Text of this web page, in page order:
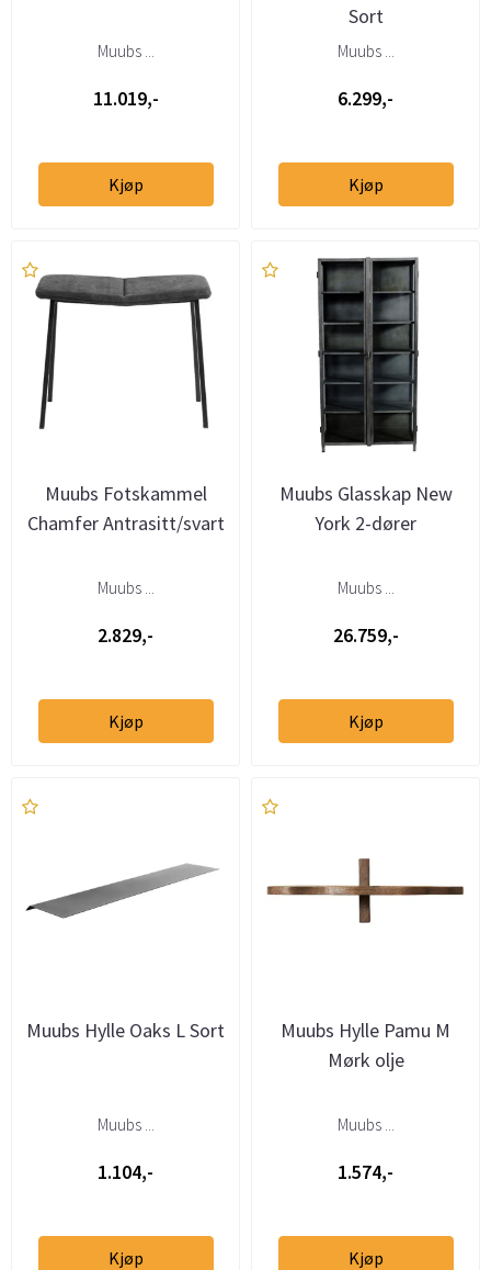
Muubs ...
11.019,-
Kjøp
Sort
Muubs ...
6.299,-
Kjøp
Muubs Fotskammel
Chamfer Antrasitt/svart
Muubs ...
2.829,-
Kjøp
Muubs Glasskap New
York 2-dører
Muubs ...
26.759,-
Kjøp
Muubs Hylle Oaks L Sort
Muubs ...
1.104,-
Kjøp
Muubs Hylle Pamu M
Mørk olje
Muubs ...
1.574,-
Kjøp